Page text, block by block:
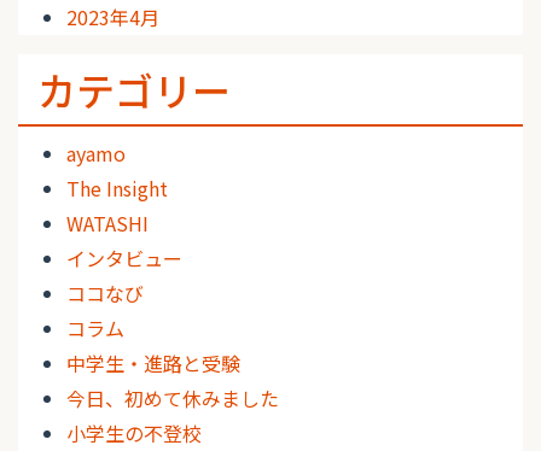
2023年4月
カテゴリー
ayamo
The Insight
WATASHI
インタビュー
ココなび
コラム
中学生・進路と受験
今日、初めて休みました
小学生の不登校